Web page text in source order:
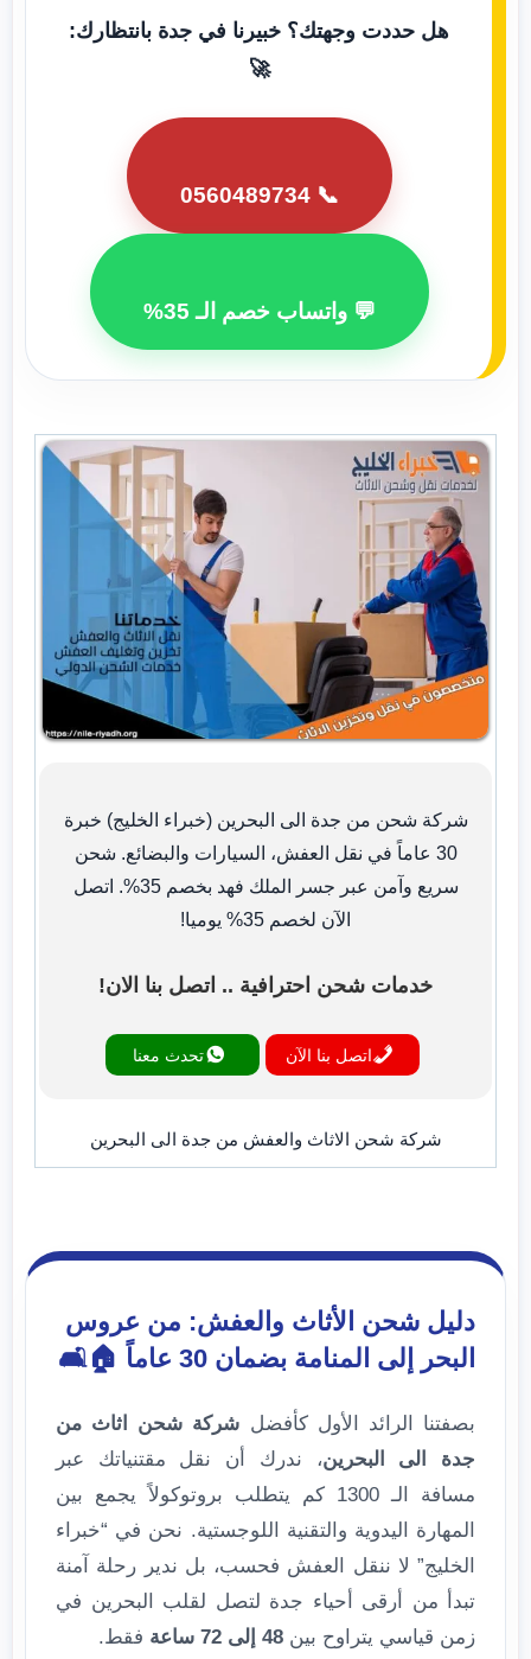
هل حددت وجهتك؟ خبيرنا في جدة بانتظارك:
🚀
📞 0560489734
💬 واتساب خصم الـ 35%
شركة شحن من جدة الى البحرين (خبراء الخليج) خبرة
30 عاماً في نقل العفش، السيارات والبضائع. شحن
سريع وآمن عبر جسر الملك فهد بخصم 35%. اتصل
الآن لخصم 35% يوميا!
خدمات شحن احترافية .. اتصل بنا الان!
اتصل بنا الآن تحدث معنا
شركة شحن الاثاث والعفش من جدة الى البحرين
دليل شحن الأثاث والعفش: من عروس
البحر إلى المنامة بضمان 30 عاماً 🏠🛋️
بصفتنا الرائد الأول كأفضل شركة شحن اثاث من
جدة الى البحرين، ندرك أن نقل مقتنياتك عبر
مسافة الـ 1300 كم يتطلب بروتوكولاً يجمع بين
المهارة اليدوية والتقنية اللوجستية. نحن في “خبراء
الخليج” لا ننقل العفش فحسب، بل ندير رحلة آمنة
تبدأ من أرقى أحياء جدة لتصل لقلب البحرين في
زمن قياسي يتراوح بين 48 إلى 72 ساعة فقط.